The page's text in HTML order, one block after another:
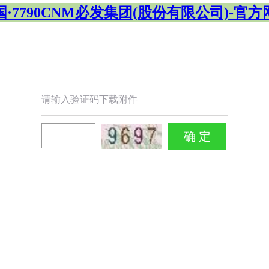
·7790CNM必发集团(股份有限公司)-官方
请输入验证码下载附件